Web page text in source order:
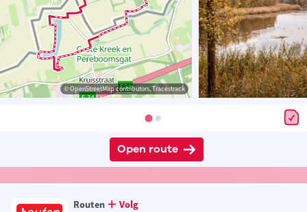
© OpenStreetMap contributors, Tracestrack
Open route
Routen
Volg